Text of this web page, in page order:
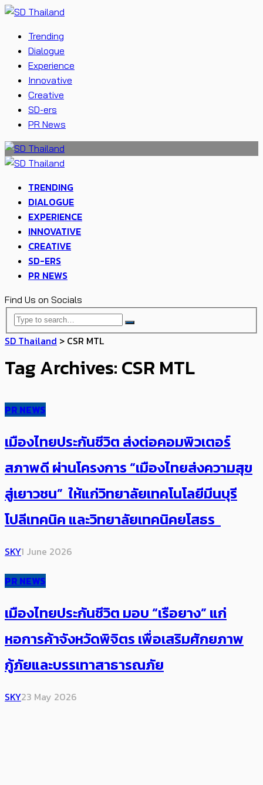
Trending
Dialogue
Experience
Innovative
Creative
SD-ers
PR News
TRENDING
DIALOGUE
EXPERIENCE
INNOVATIVE
CREATIVE
SD-ERS
PR NEWS
Find Us on Socials
SD Thailand > CSR MTL
Tag Archives: CSR MTL
PR NEWS
เมืองไทยประกันชีวิต ส่งต่อคอมพิวเตอร์
สภาพดี ผ่านโครงการ “เมืองไทยส่งความสุข
สู่เยาวชน” ให้แก่วิทยาลัยเทคโนโลยีมีนบุรี
โปลีเทคนิค และวิทยาลัยเทคนิคยโสธร
SKY1 June 2026
PR NEWS
เมืองไทยประกันชีวิต มอบ “เรือยาง” แก่
หอการค้าจังหวัดพิจิตร เพื่อเสริมศักยภาพ
กู้ภัยและบรรเทาสาธารณภัย
SKY23 May 2026